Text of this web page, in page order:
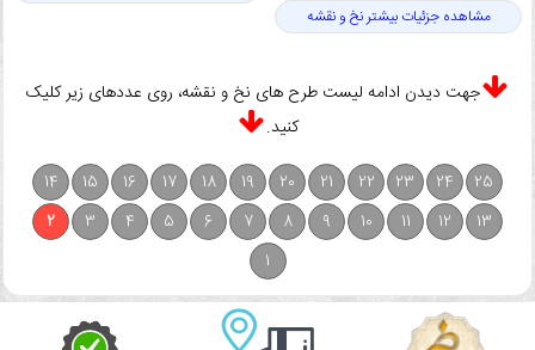
مشاهده جزئیات بیشتر نخ و نقشه
جهت دیدن ادامه لیست طرح های نخ و نقشه، روی عددهای زیر کلیک
کنید.
25
24
23
22
21
20
19
18
17
16
15
14
13
12
11
10
9
8
7
6
5
4
3
2
1